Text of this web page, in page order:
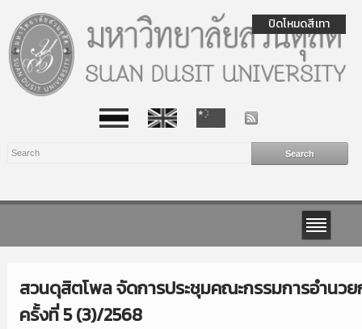
สวนดุสิตโพล จัดการประชุมคณะกรรมการอำนว
ครั้งที่ 5 (3)/2568
ปิดโหมดสีเทา